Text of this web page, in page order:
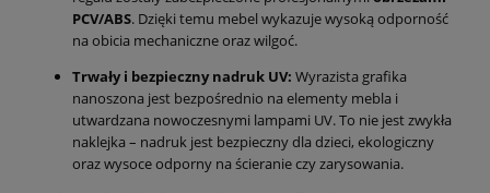
PCV/ABS. Dzięki temu mebel wykazuje wysoką odporność
na obicia mechaniczne oraz wilgoć.
Trwały i bezpieczny nadruk UV: Wyrazista grafika
nanoszona jest bezpośrednio na elementy mebla i
utwardzana nowoczesnymi lampami UV. To nie jest zwykła
naklejka – nadruk jest bezpieczny dla dzieci, ekologiczny
oraz wysoce odporny na ścieranie czy zarysowania.